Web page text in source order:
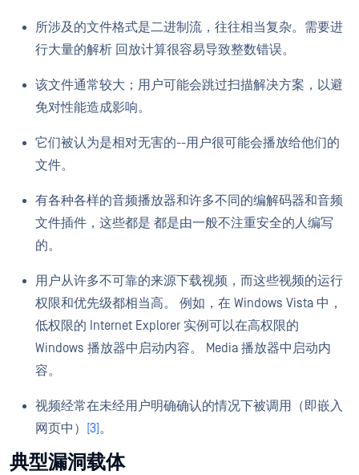
所涉及的文件格式是二进制流，往往相当复杂。需要进
行大量的解析 回放计算很容易导致整数错误。
该文件通常较大；用户可能会跳过扫描解决方案，以避
免对性能造成影响。
它们被认为是相对无害的--用户很可能会播放给他们的
文件。
有各种各样的音频播放器和许多不同的编解码器和音频
文件插件，这些都是 都是由一般不注重安全的人编写
的。
用户从许多不可靠的来源下载视频，而这些视频的运行
权限和优先级都相当高。 例如，在 Windows Vista 中，
低权限的 Internet Explorer 实例可以在高权限的
Windows 播放器中启动内容。 Media 播放器中启动内
容。
视频经常在未经用户明确确认的情况下被调用（即嵌入
网页中）
[3]。
典型漏洞载体